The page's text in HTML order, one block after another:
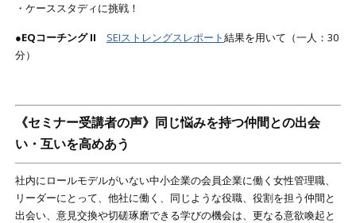
・ケーススタディに挑戦！
●EQコーチング II SEIストレングスレポート結果を用いて（一人：30
分）
《セミナー受講者の声》同じ悩みを持つ仲間との出会
い・互いを高めあう
社内にロールモデルがいない中小企業の会員企業に働く女性管理職、
リーダーにとって、他社に働く、同じような役職、役割を担う仲間と
出会い、意見交換や切磋琢磨できる学びの機会は、更なる意欲喚起と